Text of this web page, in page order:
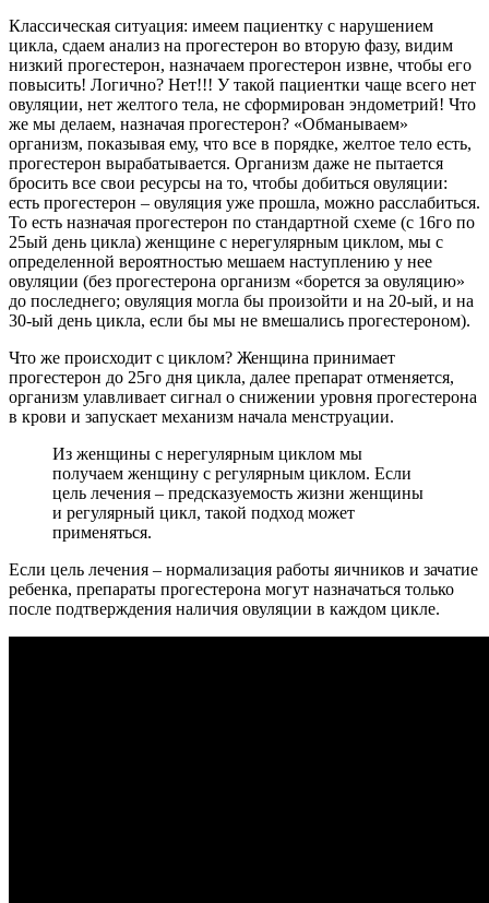
Классическая ситуация: имеем пациентку с нарушением
цикла, сдаем анализ на прогестерон во вторую фазу, видим
низкий прогестерон, назначаем прогестерон извне, чтобы его
повысить! Логично? Нет!!! У такой пациентки чаще всего нет
овуляции, нет желтого тела, не сформирован эндометрий! Что
же мы делаем, назначая прогестерон? «Обманываем»
организм, показывая ему, что все в порядке, желтое тело есть,
прогестерон вырабатывается. Организм даже не пытается
бросить все свои ресурсы на то, чтобы добиться овуляции:
есть прогестерон – овуляция уже прошла, можно расслабиться.
То есть назначая прогестерон по стандартной схеме (с 16го по
25ый день цикла) женщине с нерегулярным циклом, мы с
определенной вероятностью мешаем наступлению у нее
овуляции (без прогестерона организм «борется за овуляцию»
до последнего; овуляция могла бы произойти и на 20-ый, и на
30-ый день цикла, если бы мы не вмешались прогестероном).
Что же происходит с циклом? Женщина принимает
прогестерон до 25го дня цикла, далее препарат отменяется,
организм улавливает сигнал о снижении уровня прогестерона
в крови и запускает механизм начала менструации.
Из женщины с нерегулярным циклом мы
получаем женщину с регулярным циклом. Если
цель лечения – предсказуемость жизни женщины
и регулярный цикл, такой подход может
применяться.
Если цель лечения – нормализация работы яичников и зачатие
ребенка, препараты прогестерона могут назначаться только
после подтверждения наличия овуляции в каждом цикле.